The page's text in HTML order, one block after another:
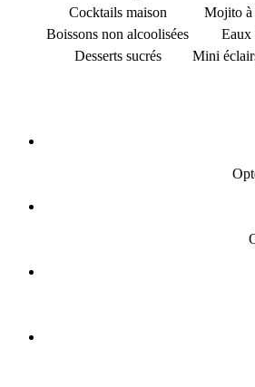
Cocktails maison
Mojito à
Boissons non alcoolisées
Eaux
Desserts sucrés
Mini